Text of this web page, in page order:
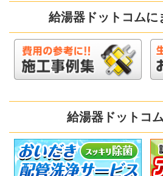
給湯器ドットコムに
給湯器ドットコ